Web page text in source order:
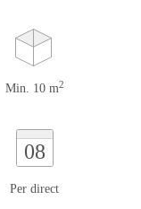
Min. 10 m2
08
Per direct